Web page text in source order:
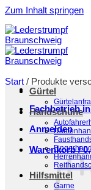
Zum Inhalt springen
Fachbetrieb
Anmelden
Warenkorb /
Gürtel
Handschuhe
Hilfsmittel
Garne
Start / Produkte
Filter